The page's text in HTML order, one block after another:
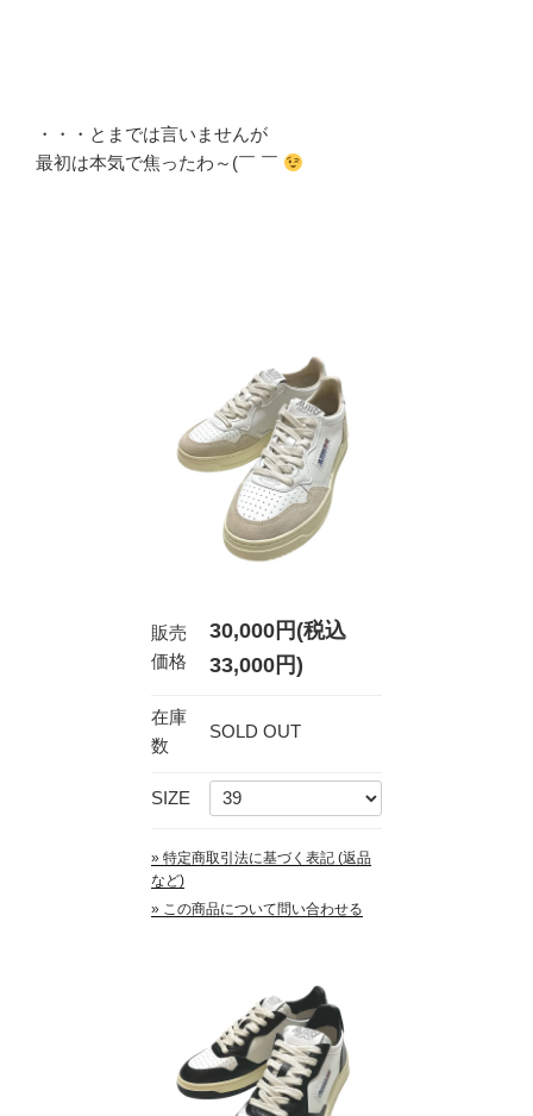
・・・とまでは言いませんが
最初は本気で焦ったわ～(￣ ￣
販売
価格
30,000円(税込
33,000円)
在庫
数
SOLD OUT
SIZE
» 特定商取引法に基づく表記 (返品
など)
» この商品について問い合わせる